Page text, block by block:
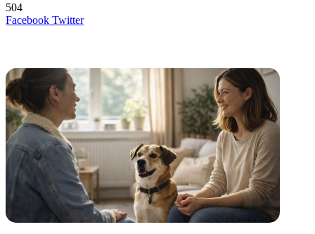
504
Facebook TwitterLinkedIn
Tumblr
Reddit
Вконтакте
Одноклассники
Skype
Messenger
Messenger
WhatsApp
Telegram
Viber
Line
Поделиться
Печатать